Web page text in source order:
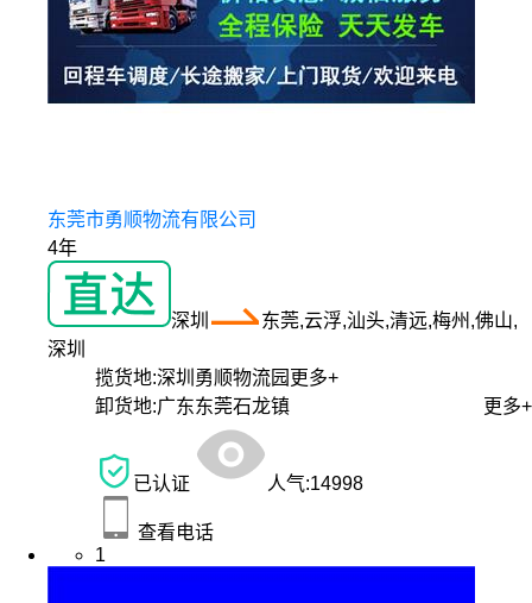
东莞市勇顺物流有限公司
4年
深圳
东莞,云浮,汕头,清远,梅州,佛山,
深圳
揽货地:深圳勇顺物流园 更多+
卸货地:广东东莞石龙镇 更多+
已认证 人气:14998
查看电话
1